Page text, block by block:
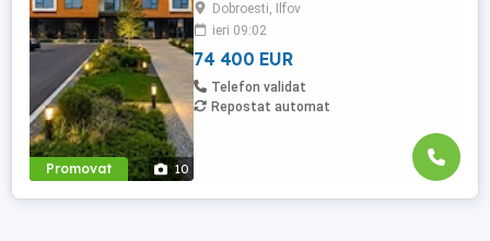
Promovat 10
când vine vorba de calitate. Situat într-o
zonă liniștită, cu acces rapid și facil către
București, ...
Dobroesti, Ilfov
ieri 09:02
74 400 EUR
Telefon validat
Repostat automat